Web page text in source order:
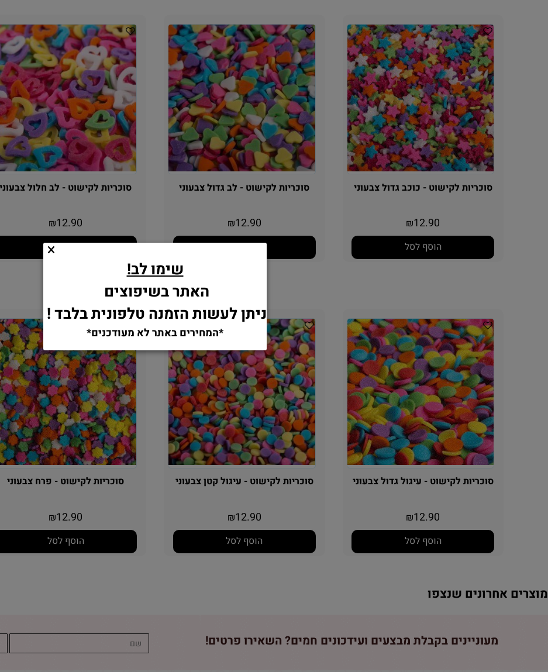
סוכריות לקישוט - כוכב גדול צבעוני
₪12.90
הוסף לסל
סוכריות לקישוט - לב גדול צבעוני
₪ 12.90
סוכריות לקישוט - לב חלול צבעוני
₪ 12.90
הוסף לסל
סוכריות לקישוט - עיגול גדול צבעוני
₪12.90
הוסף לסל
סוכריות לקישוט - עיגול קטן צבעוני
₪ 12.90
הוסף לסל
סוכריות לקישוט - פרח צבעוני
₪ 12.90
הוסף לסל
אחרונים שנצפו
מעוניינים בקבלת מבצעים ועידכונים חמים? השאירו פרטים!
שימו לב!
האתר בשיפוצים
ניתן לעשות הזמנה טלפונית בלבד !
*המחירים באתר לא מעודכנים*